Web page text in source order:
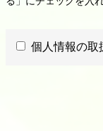
個人情報の取